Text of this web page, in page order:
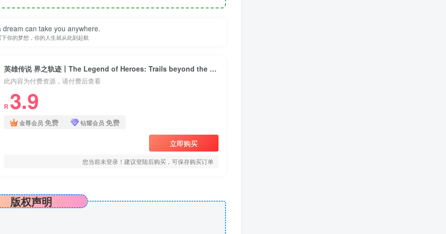
dream can take you anywhere.
你的梦想，你的人生就从此刻起航
英雄传说 界之轨迹丨The Legend of Heroes: Trails beyond the Horizon
此内容为付费资源，请付费后查看
R 3.9
金尊会员 免费 钻耀会员 免费
立即购买
您当前未登录！建议登陆后购买，可保存购买订单
版权声明